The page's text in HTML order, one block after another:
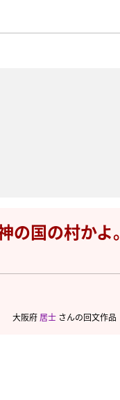
国の村かよ。
大阪府 居士 さんの回文作品